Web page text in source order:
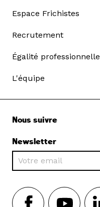
Espace Frichistes
Recrutement
Égalité professionnelle
L'équipe
Nous suivre
Newsletter